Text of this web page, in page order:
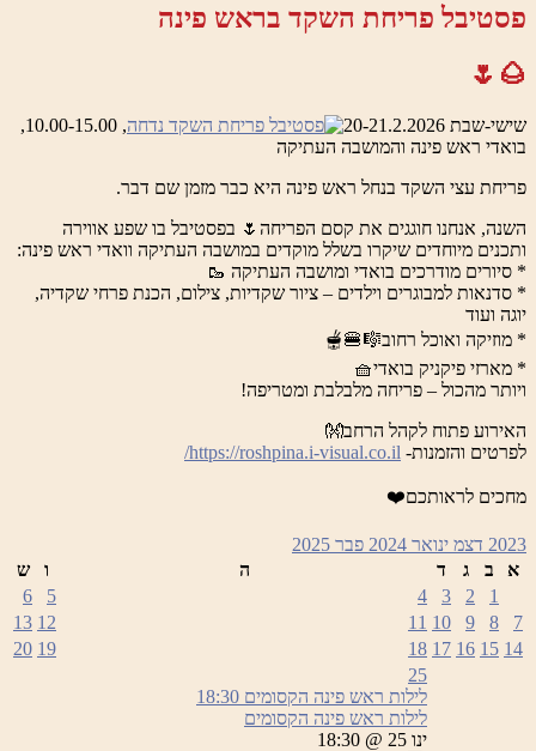
לאנטוניו
פסטיבל פריחת השקד בראש פינה
🌰🌷
שישי-שבת 20-21.2.2026
, 10.00-15.00,
בואדי ראש פינה והמושבה העתיקה
פריחת עצי השקד בנחל ראש פינה היא כבר מזמן שם דבר.
השנה, אנחנו חוגגים את קסם הפריחה🌷 בפסטיבל בו שפע אווירה
ותכנים מיוחדים שיקרו בשלל מוקדים במושבה העתיקה וואדי ראש פינה:
* סיורים מודרכים בואדי ומושבה העתיקה 🥾
* סדנאות למבוגרים וילדים – ציור שקדיות, צילום, הכנת פרחי שקדיה,
יוגה ועוד
* מוזיקה ואוכל רחוב🎼🍔🫕
* מארזי פיקניק בואדי🧺
ויותר מהכול – פריחה מלבלבת ומטריפה!
האירוע פתוח לקהל הרחב👐
לפרטים והזמנות- https://roshpina.i-visual.co.il/
מחכים לראותכם❤️
2023 דצמ ינואר 2024 פבר 2025
א
ב ג ד ה ו
ש
1
2
3
4
5
6
7
8
9
10
11
12
13
14
15
16
17
18
19
20
25
לילות ראש פינה הקסומים 18:30
לילות ראש פינה הקסומים
ינו 25 @ 18:30